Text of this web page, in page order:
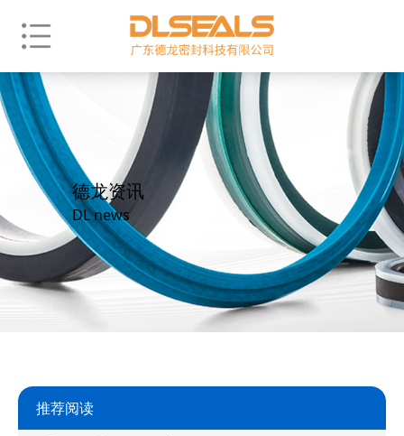
德龙资讯
DL news
推荐阅读